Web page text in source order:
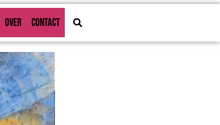
OVER CONTACT